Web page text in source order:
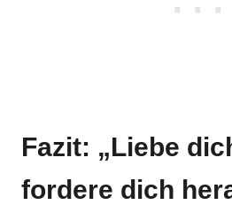
Fazit: „Liebe
fordere dich